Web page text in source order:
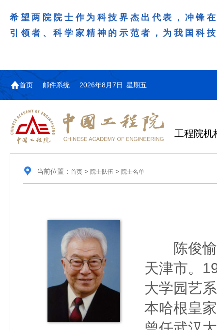
希望两院院士作为科技界杰出代表，冲锋
引领者、科学家精神的示范者，为我国科
首页 邮件系统 2026年8月7日 星期五
工程院机
当前位置： 首页> 院士队伍 > 院士名单
陈俊愉
天津市。
大学园艺
本哈根皇